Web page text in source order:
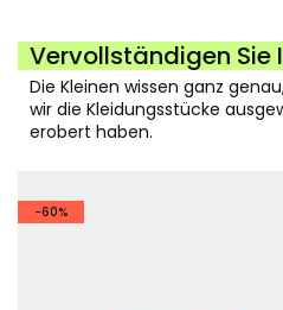
Vervollständigen Sie
Die Kleinen wissen ganz
wir die Kleidungsstücke
erobert haben.
-60%